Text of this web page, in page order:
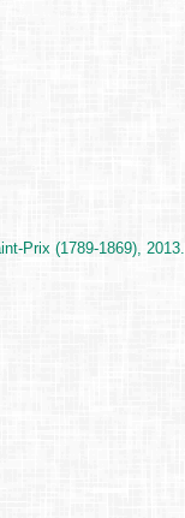
Prix (1789-1869), 2013.